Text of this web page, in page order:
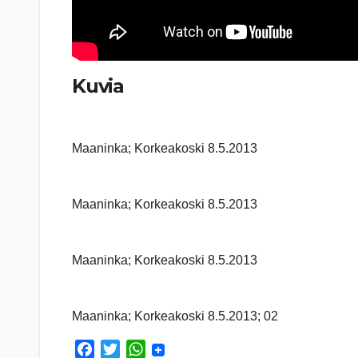
Kuvia
Maaninka; Korkeakoski 8.5.2013
Maaninka; Korkeakoski 8.5.2013
Maaninka; Korkeakoski 8.5.2013
Maaninka; Korkeakoski 8.5.2013; 02
W